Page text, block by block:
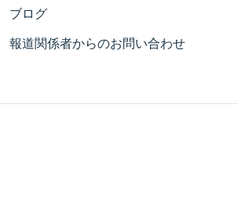
ブログ
報道関係者からのお問い合わせ